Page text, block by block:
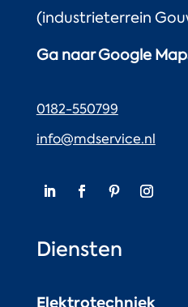
(industrieterrein
Ga naar Google
0182-550799
info@mdservice.nl
Diensten
Elektrotechniek